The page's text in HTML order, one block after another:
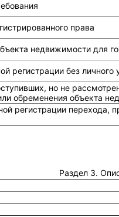
права
недвижимости для
регистрации без личного
но не
обременения объекта
регистрации перехода,
Раздел 3.